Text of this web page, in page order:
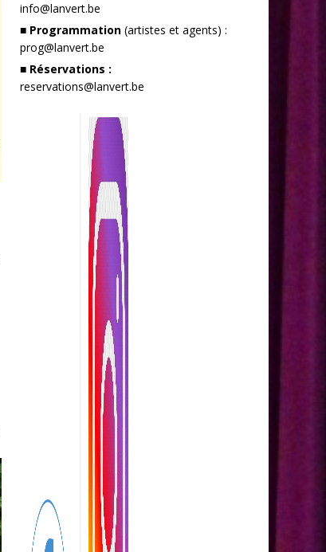
info@lanvert.be
■ Programmation(artistes et agents) :
prog@lanvert.be
■ Réservations :
reservations@lanvert.be